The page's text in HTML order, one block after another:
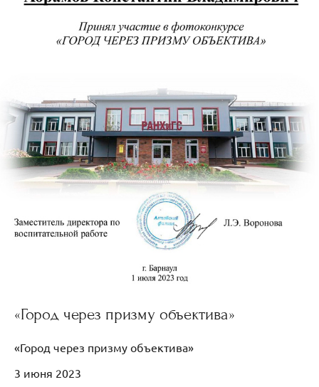
«Город через призму объектива»
«Город через призму объектива»
3 июня 2023